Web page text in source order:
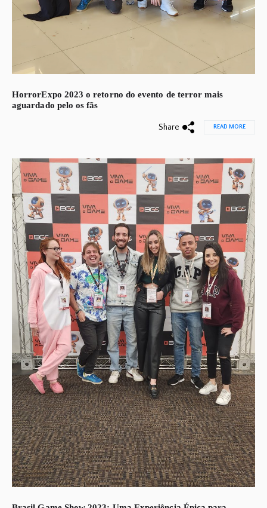
HorrorExpo 2023 o retorno do evento de terror mais
aguardado pelo os fãs
Share READ MORE